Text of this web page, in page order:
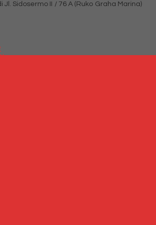
Sidosermo II / 76 A (Ruko Graha Marina)